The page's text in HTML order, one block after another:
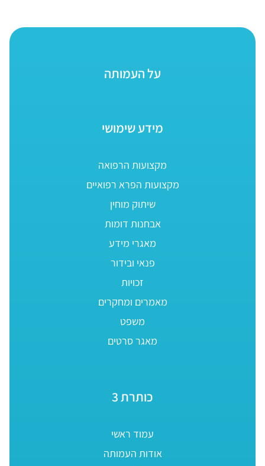
על העמותה
מידע שימושי
מקצועות הרפואה
מקצועות הפרא רפואיים
שיתוק מוחין
אבחנות דומות
מאגרי מידע
פנאי ובידור
זכויות
מאמרים ומחקרים
משפט
מאגר סרטים
כותרת 3
עמוד ראשי
אודות העמותה